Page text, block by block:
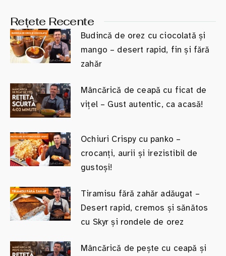
Rețete Recente
Budincă de orez cu ciocolată și
mango – desert rapid, fin și fără
zahăr
Mâncărică de ceapă cu ficat de
vițel – Gust autentic, ca acasă!
Ochiuri Crispy cu panko –
crocanți, aurii și irezistibil de
gustoși!
Tiramisu fără zahăr adăugat –
Desert rapid, cremos și sănătos
cu Skyr și rondele de orez
Mâncărică de pește cu ceapă și